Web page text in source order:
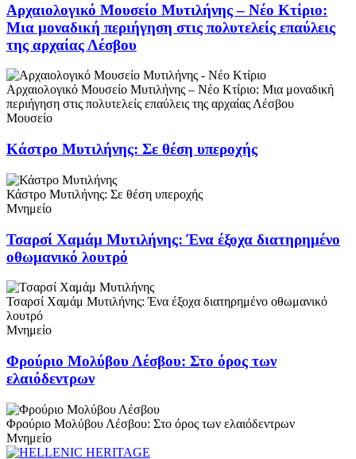
Αρχαιολογικό Μουσείο Μυτιλήνης – Νέο Κτίριο:
Μια μοναδική περιήγηση στις πολυτελείς επαύλεις
της αρχαίας Λέσβου
Αρχαιολογικό Μουσείο Μυτιλήνης – Νέο Κτίριο: Μια μοναδική
περιήγηση στις πολυτελείς επαύλεις της αρχαίας Λέσβου
Μουσείο
Κάστρο Μυτιλήνης: Σε θέση υπεροχής
Κάστρο Μυτιλήνης: Σε θέση υπεροχής
Μνημείο
Τσαρσί Χαμάμ Μυτιλήνης: Ένα έξοχα διατηρημένο
οθωμανικό λουτρό
Τσαρσί Χαμάμ Μυτιλήνης: Ένα έξοχα διατηρημένο οθωμανικό
λουτρό
Μνημείο
Φρούριο Μολύβου Λέσβου: Στο όρος των
ελαιόδεντρων
Φρούριο Μολύβου Λέσβου: Στο όρος των ελαιόδεντρων
Μνημείο